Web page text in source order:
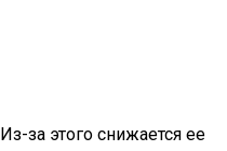
за этого снижается ее